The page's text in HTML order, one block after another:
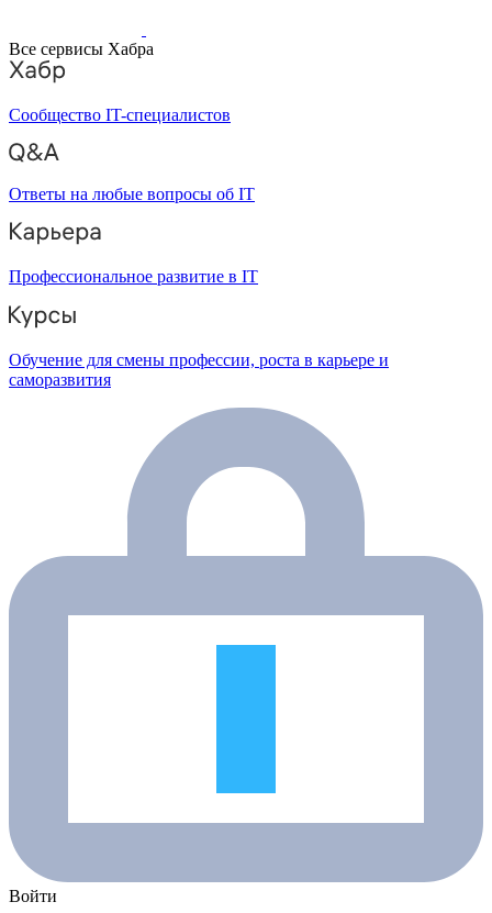
Все сервисы Хабра
Сообщество IT-специалистов
Ответы на любые вопросы об IT
Профессиональное развитие в IT
Обучение для смены профессии, роста в карьере и
саморазвития
Войти